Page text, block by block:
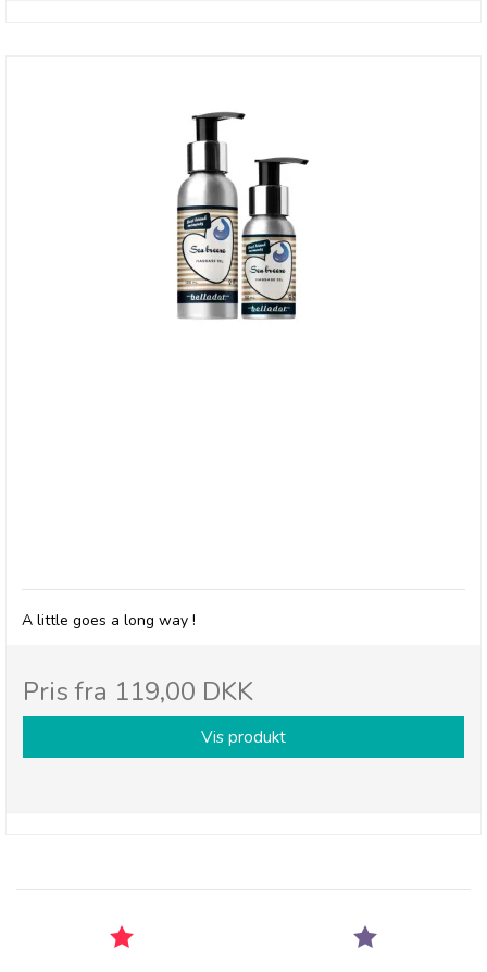
A little goes a long way !
Pris fra 119,00 DKK
Vis produkt